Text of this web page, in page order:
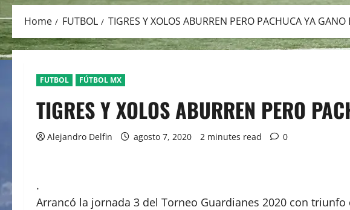
Home FUTBOL TIGRES Y XOLOS ABURREN PERO PACHUCA YA GANO
FUTBOL FÚTBOL MX
TIGRES Y XOLOS ABURREN PERO
Alejandro Delfin agosto 7, 2020 2 minutes read 0
.
Arrancó la jornada 3 del Torneo Guardianes 2020 con